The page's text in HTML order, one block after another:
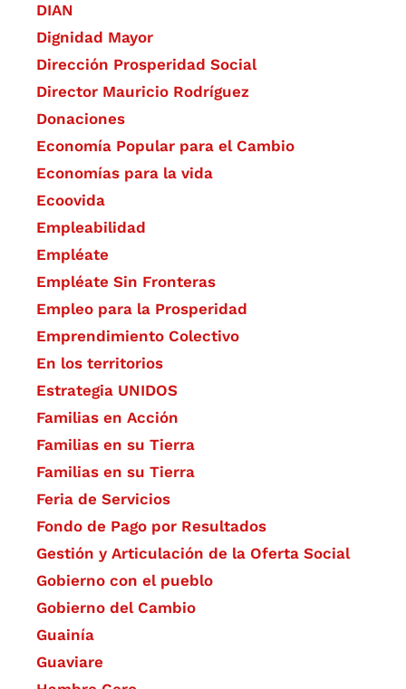
DIAN
Dignidad Mayor
Dirección Prosperidad Social
Director Mauricio Rodríguez
Donaciones
Economía Popular para el Cambio
Economías para la vida
Ecoovida
Empleabilidad
Empléate
Empléate Sin Fronteras
Empleo para la Prosperidad
Emprendimiento Colectivo
En los territorios
Estrategia UNIDOS
Familias en Acción
Familias en su Tierra
Familias en su Tierra
Feria de Servicios
Fondo de Pago por Resultados
Gestión y Articulación de la Oferta Social
Gobierno con el pueblo
Gobierno del Cambio
Guainía
Guaviare